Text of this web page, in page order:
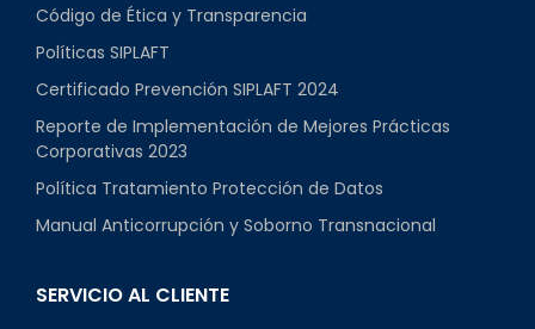
Código de Ética y Transparencia
Políticas SIPLAFT
Certificado Prevención SIPLAFT 2024
Reporte de Implementación de Mejores Prácticas
Corporativas 2023
Política Tratamiento Protección de Datos
Manual Anticorrupción y Soborno Transnacional
SERVICIO AL CLIENTE